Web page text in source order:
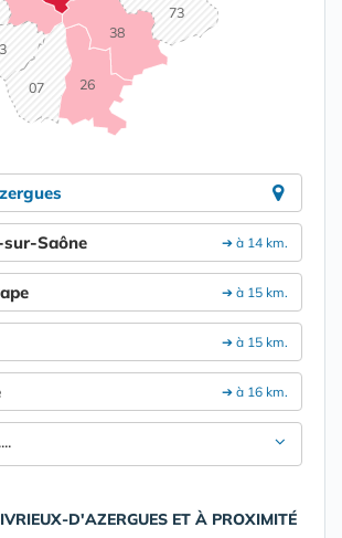
07 26
38
73
➔ à 14 km.
Saône
➔ à 15 km.
➔ à 15 km.
➔ à 16 km.
D'AZERGUES ET À PROXIMITÉ